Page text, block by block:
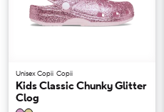
Unisex Copii Copii
Kids Classic Chunky Glitter
Clog